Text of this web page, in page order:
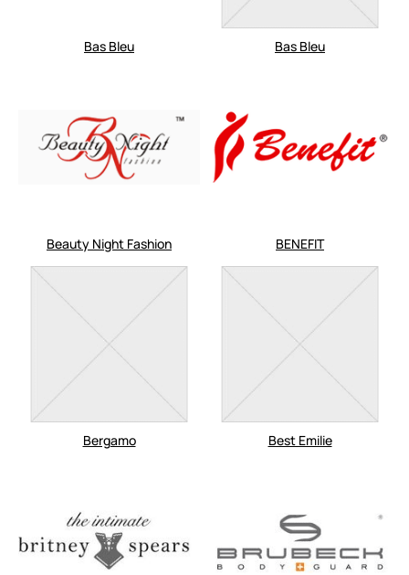
Bas Bleu Bas Bleu
Beauty Night Fashion BENEFIT
Bergamo Best Emilie